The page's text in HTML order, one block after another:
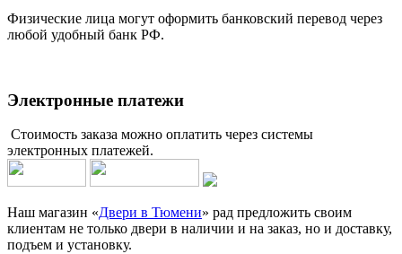
Физические лица могут оформить банковский перевод через
любой удобный банк РФ.
Электронные платежи
Стоимость заказа можно оплатить через системы
электронных платежей.
Наш магазин «Двери в Тюмени» рад предложить своим
клиентам не только двери в наличии и на заказ, но и доставку,
подъем и установку.